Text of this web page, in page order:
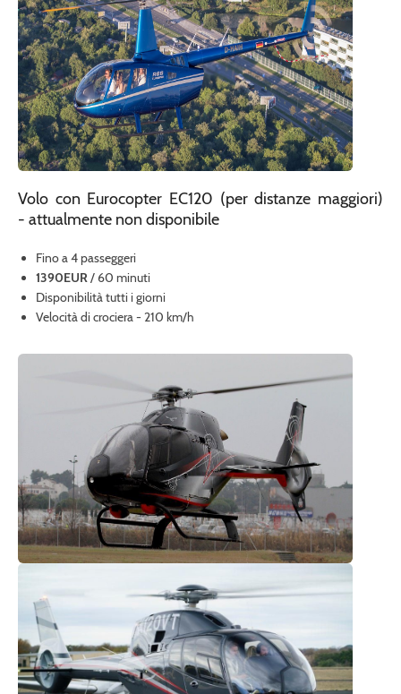
Volo con Eurocopter EC120 (per distanze maggiori)
- attualmente non disponibile
Fino a 4 passeggeri
1390EUR/ 60 minuti
Disponibilità tutti i giorni
Velocità di crociera - 210 km/h